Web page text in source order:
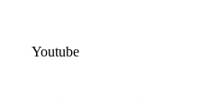
Youtube